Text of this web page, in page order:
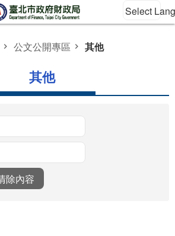
Select
公文公開專區 其他
其他